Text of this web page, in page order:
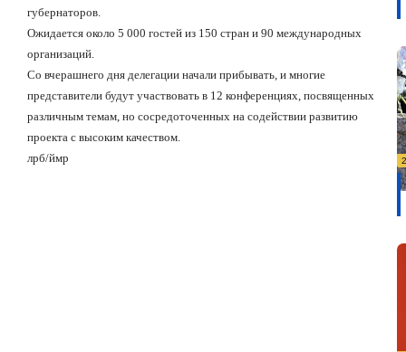
губернаторов.
Ожидается около 5 000 гостей из 150 стран и 90 международных
организаций.
Со вчерашнего дня делегации начали прибывать, и многие
представители будут участвовать в 12 конференциях, посвященных
различным темам, но сосредоточенных на содействии развитию
проекта с высоким качеством.
лрб/ймр